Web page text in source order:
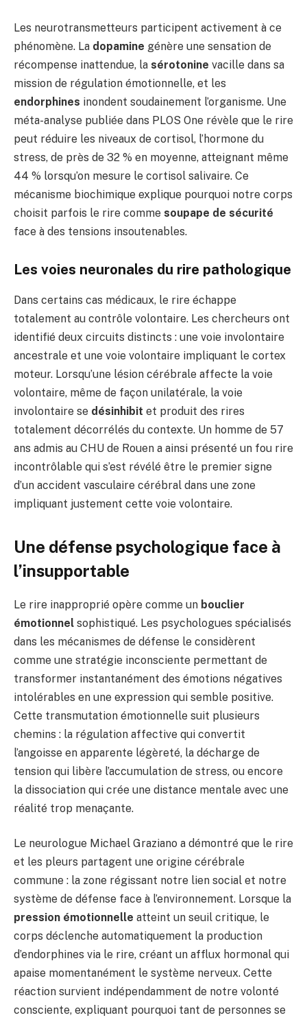
Les neurotransmetteurs participent activement à ce
phénomène. La dopamine génère une sensation de
récompense inattendue, la sérotonine vacille dans sa
mission de régulation émotionnelle, et les
endorphines inondent soudainement l’organisme. Une
méta-analyse publiée dans PLOS One révèle que le rire
peut réduire les niveaux de cortisol, l’hormone du
stress, de près de 32 % en moyenne, atteignant même
44 % lorsqu’on mesure le cortisol salivaire. Ce
mécanisme biochimique explique pourquoi notre corps
choisit parfois le rire comme soupape de sécurité
face à des tensions insoutenables.
Les voies neuronales du rire pathologique
Dans certains cas médicaux, le rire échappe
totalement au contrôle volontaire. Les chercheurs ont
identifié deux circuits distincts : une voie involontaire
ancestrale et une voie volontaire impliquant le cortex
moteur. Lorsqu’une lésion cérébrale affecte la voie
volontaire, même de façon unilatérale, la voie
involontaire se désinhibit et produit des rires
totalement décorrélés du contexte. Un homme de 57
ans admis au CHU de Rouen a ainsi présenté un fou rire
incontrôlable qui s’est révélé être le premier signe
d’un accident vasculaire cérébral dans une zone
impliquant justement cette voie volontaire.
Une défense psychologique face à
l’insupportable
Le rire inapproprié opère comme un bouclier
émotionnel sophistiqué. Les psychologues spécialisés
dans les mécanismes de défense le considèrent
comme une stratégie inconsciente permettant de
transformer instantanément des émotions négatives
intolérables en une expression qui semble positive.
Cette transmutation émotionnelle suit plusieurs
chemins : la régulation affective qui convertit
l’angoisse en apparente légèreté, la décharge de
tension qui libère l’accumulation de stress, ou encore
la dissociation qui crée une distance mentale avec une
réalité trop menaçante.
Le neurologue Michael Graziano a démontré que le rire
et les pleurs partagent une origine cérébrale
commune : la zone régissant notre lien social et notre
système de défense face à l’environnement. Lorsque la
pression émotionnelle atteint un seuil critique, le
corps déclenche automatiquement la production
d’endorphines via le rire, créant un afflux hormonal qui
apaise momentanément le système nerveux. Cette
réaction survient indépendamment de notre volonté
consciente, expliquant pourquoi tant de personnes se